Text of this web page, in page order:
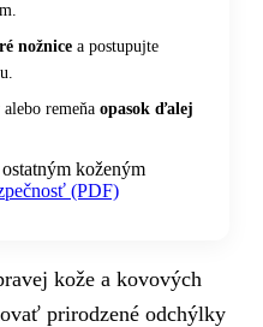
nožnice a postupujte
remeňa opasok ďalej
koženým
(PDF)
kože a kovových
prirodzené odchýlky